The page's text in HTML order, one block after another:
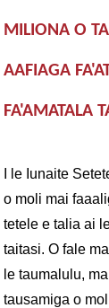
MILIONA O
AAFIAGA
FA'AMATALA
I le Iunaite
o moli mai
tetele e talia ai
taitasi. O fale
le taumalulu,
tausamiga o